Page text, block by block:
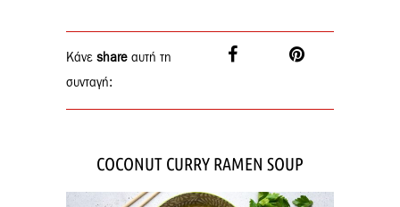
Κάνε share αυτή τη
συνταγή:
COCONUT CURRY RAMEN SOUP